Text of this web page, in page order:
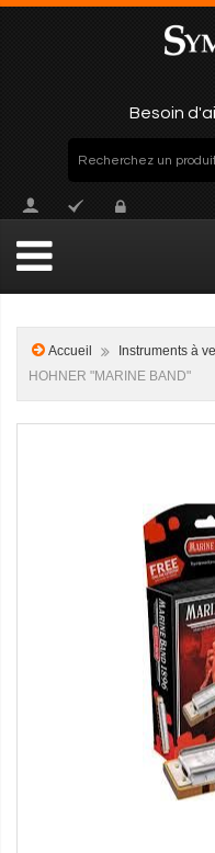
Besoin
Accueil Instruments à
HOHNER "MARINE BAND"